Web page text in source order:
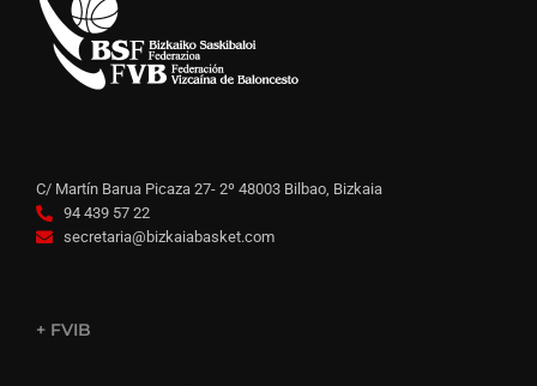
C/ Martín Barua Picaza 27- 2º 48003 Bilbao, Bizkaia
94 439 57 22
secretaria@bizkaiabasket.com
+ FVIB